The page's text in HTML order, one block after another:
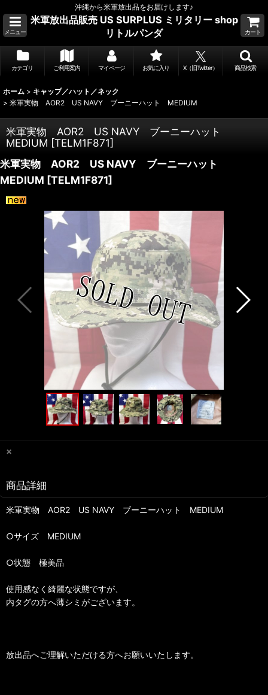
沖縄から米軍放出品をお届けします♪
メニュー
米軍放出品販売 US SURPLUS ミリタリー shop
リトルパンダ
カート
カテゴリ ご利用案内 マイページ お気に入り X（旧Twitter） 商品検索
ホーム > キャップ／ハット／ネック
> 米軍実物 AOR2 US NAVY ブーニーハット MEDIUM
米軍実物 AOR2 US NAVY ブーニーハット
MEDIUM [TELM1F871]
米軍実物 AOR2 US NAVY ブーニーハット
MEDIUM [TELM1F871]
×
商品詳細
米軍実物 AOR2 US NAVY ブーニーハット MEDIUM
○サイズ MEDIUM
○状態 極美品
使用感なく綺麗な状態ですが、
内タグの方へ薄シミがございます。
放出品へご理解いただける方へお願いいたします。